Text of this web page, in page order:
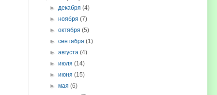
►декабря(4)
►ноября(7)
►октября(5)
►сентября(1)
►августа(4)
►июля(14)
►июня(15)
►мая(6)